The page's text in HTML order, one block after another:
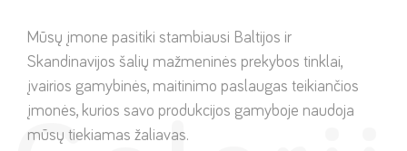
Mūsų įmone pasitiki stambiausi Baltijos ir
Skandinavijos šalių mažmeninės prekybos tinklai,
įvairios gamybinės, maitinimo paslaugas teikiančios
įmonės, kurios savo produkcijos gamyboje naudoja
mūsų tiekiamas žaliavas.